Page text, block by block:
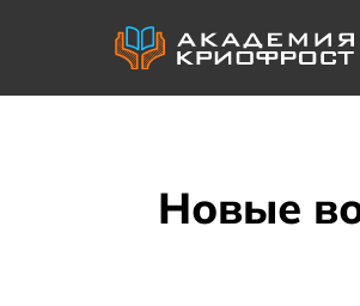
Новые